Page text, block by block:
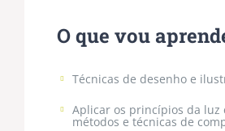
O que vou
Técnicas de desenho e
Aplicar os princípios da luz
métodos e técnicas de